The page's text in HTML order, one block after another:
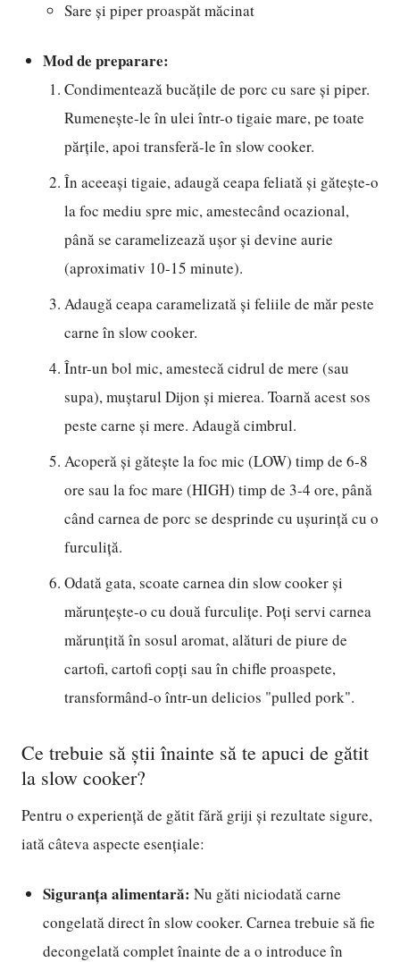
Sare și piper proaspăt măcinat
Mod de preparare:
Condimentează bucățile de porc cu sare și piper.
Rumenește-le în ulei într-o tigaie mare, pe toate
părțile, apoi transferă-le în slow cooker.
În aceeași tigaie, adaugă ceapa feliată și gătește-o
la foc mediu spre mic, amestecând ocazional,
până se caramelizează ușor și devine aurie
(aproximativ 10-15 minute).
Adaugă ceapa caramelizată și feliile de măr peste
carne în slow cooker.
Într-un bol mic, amestecă cidrul de mere (sau
supa), muștarul Dijon și mierea. Toarnă acest sos
peste carne și mere. Adaugă cimbrul.
Acoperă și gătește la foc mic (LOW) timp de 6-8
ore sau la foc mare (HIGH) timp de 3-4 ore, până
când carnea de porc se desprinde cu ușurință cu o
furculiță.
Odată gata, scoate carnea din slow cooker și
mărunțește-o cu două furculițe. Poți servi carnea
mărunțită în sosul aromat, alături de piure de
cartofi, cartofi copți sau în chifle proaspete,
transformând-o într-un delicios "pulled pork".
Ce trebuie să știi înainte să te apuci de gătit
la slow cooker?
Pentru o experiență de gătit fără griji și rezultate sigure,
iată câteva aspecte esențiale:
Siguranța alimentară: Nu găti niciodată carne
congelată direct în slow cooker. Carnea trebuie să fie
decongelată complet înainte de a o introduce în